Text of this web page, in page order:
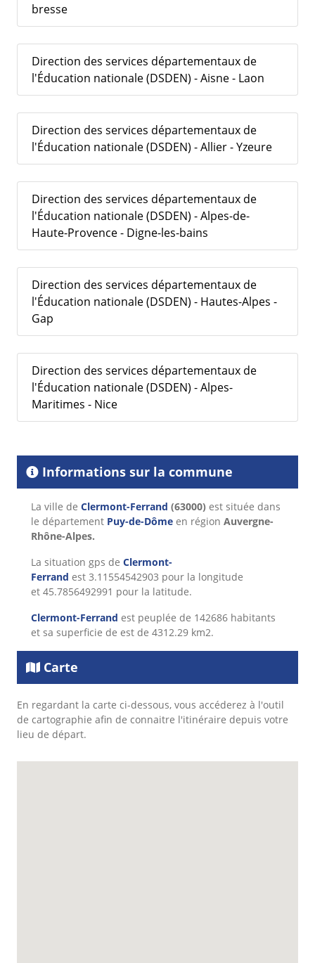
bresse
Direction des services départementaux de
l'Éducation nationale (DSDEN) - Aisne - Laon
Direction des services départementaux de
l'Éducation nationale (DSDEN) - Allier - Yzeure
Direction des services départementaux de
l'Éducation nationale (DSDEN) - Alpes-de-
Haute-Provence - Digne-les-bains
Direction des services départementaux de
l'Éducation nationale (DSDEN) - Hautes-Alpes -
Gap
Direction des services départementaux de
l'Éducation nationale (DSDEN) - Alpes-
Maritimes - Nice
Informations sur la commune
La ville de Clermont-Ferrand (63000) est située dans
le département Puy-de-Dôme en région Auvergne-
Rhône-Alpes.
La situation gps de Clermont-
Ferrand est 3.11554542903 pour la longitude
et 45.7856492991 pour la latitude.
Clermont-Ferrand est peuplée de 142686 habitants
et sa superficie de est de 4312.29 km2.
Carte
En regardant la carte ci-dessous, vous accéderez à l'outil
de cartographie afin de connaitre l'itinéraire depuis votre
lieu de départ.